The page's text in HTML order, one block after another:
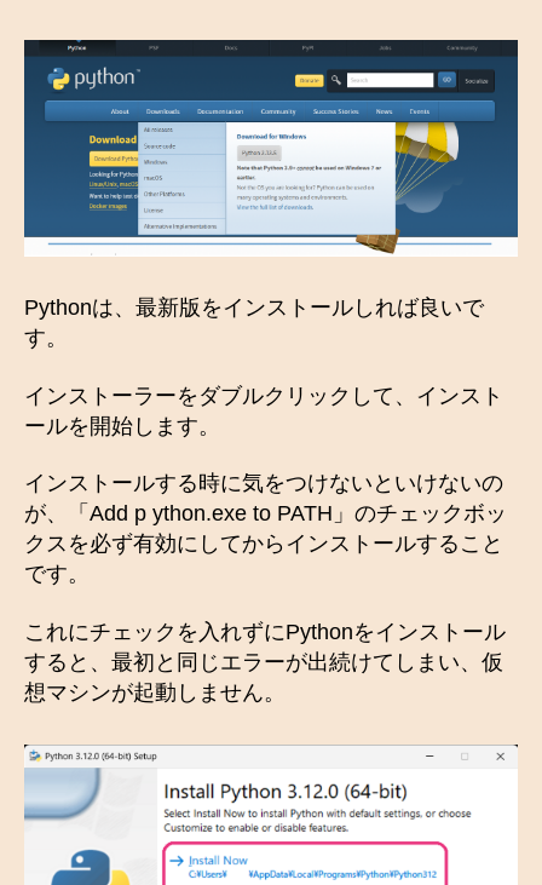
Pythonは、最新版をインストールしれば良いで
す。
インストーラーをダブルクリックして、インスト
ールを開始します。
インストールする時に気をつけないといけないの
が、「Add p ython.exe to PATH」のチェックボッ
クスを必ず有効にしてからインストールすること
です。
これにチェックを入れずにPythonをインストール
すると、最初と同じエラーが出続けてしまい、仮
想マシンが起動しません。